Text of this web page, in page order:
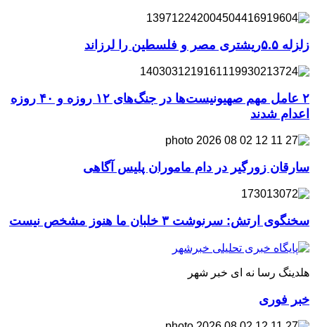
زلزله ۵.۵ریشتری مصر و فلسطین را لرزاند
۲ عامل مهم صهیونیست‌ها در جنگ‌های ۱۲ روزه و ۴۰ روزه
اعدام شدند
سارقان زورگیر در دام ماموران پلیس آگاهی
سخنگوی ارتش: سرنوشت ۳ خلبان ما هنوز مشخص نیست
هلدینگ رسا نه ای خبر شهر
خبر فوری